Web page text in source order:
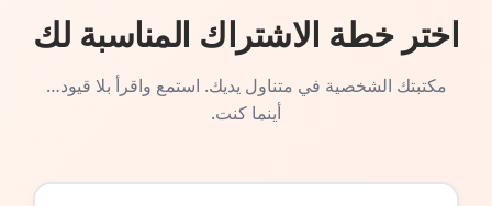
اختر خطة الاشتراك المناسبة لك
مكتبتك الشخصية في متناول يديك. استمع واقرأ بلا قيود…
أينما كنت.